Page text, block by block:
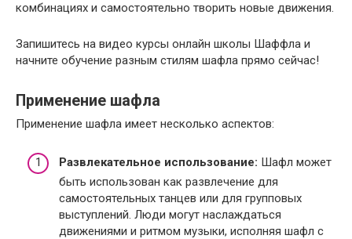
комбинациях и самостоятельно творить новые движения.
Запишитесь на видео курсы онлайн школы Шаффла и
начните обучение разным стилям шафла прямо сейчас!
Применение шафла
Применение шафла имеет несколько аспектов:
Развлекательное использование: Шафл может
быть использован как развлечение для
самостоятельных танцев или для групповых
выступлений. Люди могут наслаждаться
движениями и ритмом музыки, исполняя шафл с